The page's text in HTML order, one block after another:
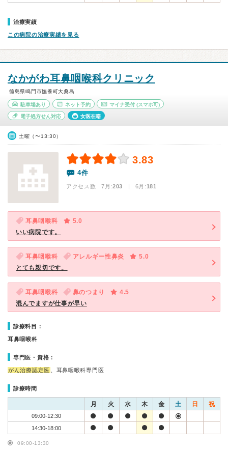
治療実績
この病院の治療実績を見る
なかがわ耳鼻咽喉科クリニック
徳島県鳴門市撫養町大桑島
駐車場あり ネット予約 マイナ受付 (スマホ可)
電子処方せん対応 女医在籍
土曜（〜13:30）
3.83
4件
アクセス数 7月:203 | 6月:181
耳鼻咽喉科
5.0
いい病院です。
耳鼻咽喉科 アレルギー性鼻炎
5.0
とても親切です。
耳鼻咽喉科 鼻のつまり
4.5
混んでますが仕事が早い
診療科目：
耳鼻咽喉科
専門医・資格：
がん治療認定医 、耳鼻咽喉科専門医
診療時間
月 火 水 木 金 土 日 祝
09:00-12:30
14:30-18:00
09:00-13:30